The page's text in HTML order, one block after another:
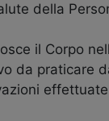
della
il Corpo
da praticare